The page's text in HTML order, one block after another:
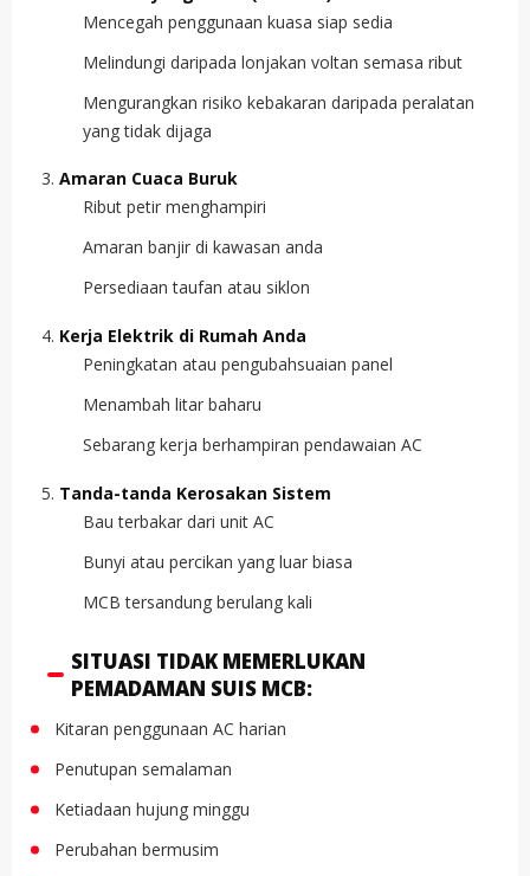
Mencegah penggunaan kuasa siap sedia
Melindungi daripada lonjakan voltan semasa ribut
Mengurangkan risiko kebakaran daripada peralatan
yang tidak dijaga
Amaran Cuaca Buruk
Ribut petir menghampiri
Amaran banjir di kawasan anda
Persediaan taufan atau siklon
Kerja Elektrik di Rumah Anda
Peningkatan atau pengubahsuaian panel
Menambah litar baharu
Sebarang kerja berhampiran pendawaian AC
Tanda-tanda Kerosakan Sistem
Bau terbakar dari unit AC
Bunyi atau percikan yang luar biasa
MCB tersandung berulang kali
SITUASI TIDAK MEMERLUKAN
PEMADAMAN SUIS MCB:
Kitaran penggunaan AC harian
Penutupan semalaman
Ketiadaan hujung minggu
Perubahan bermusim